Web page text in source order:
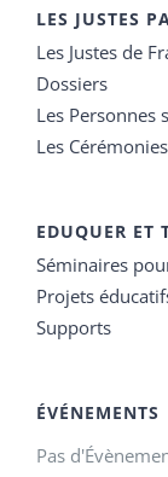
LES JUSTES
Les Justes de
Dossiers
Les Personnes
Les Cérémonies
EDUQUER ET
Séminaires
Projets
Supports
ÉVÉNEMENTS
Pas